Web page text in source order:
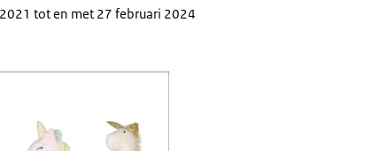
tot en met 27 februari 2024
met roze en gouden jurkjes